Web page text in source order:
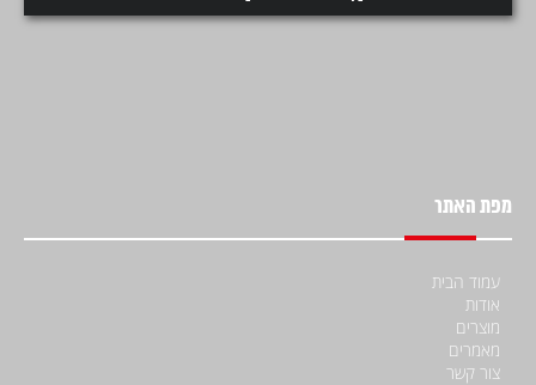
מפת האתר
עמוד הבית
אודות
מוצרים
מאמרים
צור קשר